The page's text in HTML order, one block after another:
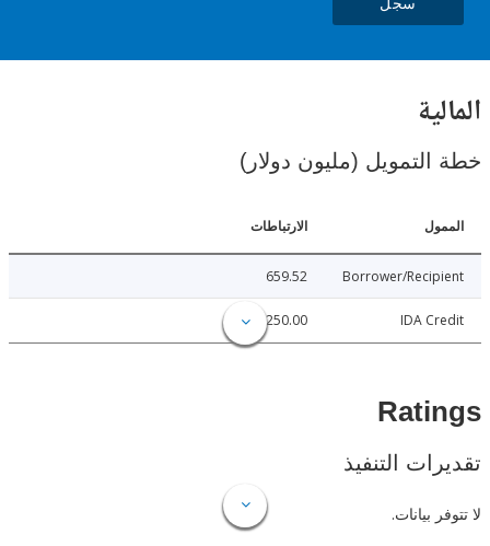
(مليون دولار)
الارتباطات
Borrower/
659.52
IDA
التنفيذ
بيانات.